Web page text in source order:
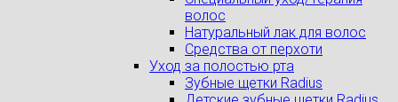
волос
Натуральный лак для волос
Средства от перхоти
Уход за полостью рта
Зубные щетки Radius